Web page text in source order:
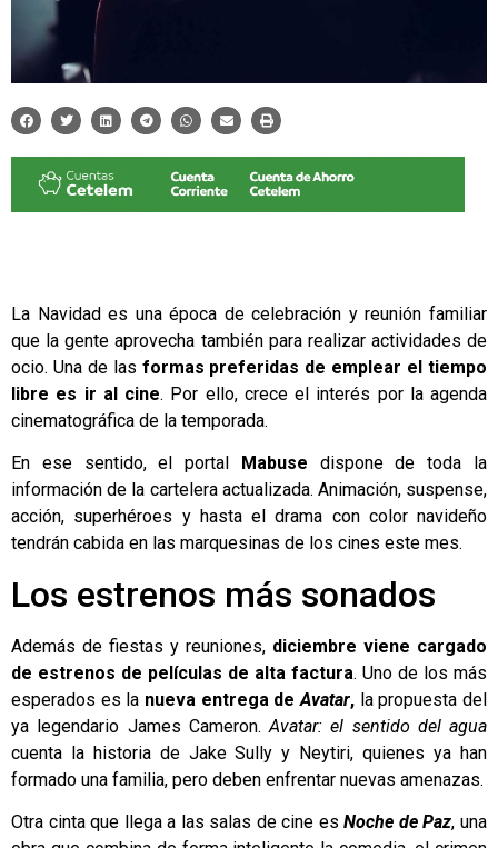
La Navidad es una época de celebración y reunión familiar
que la gente aprovecha también para realizar actividades de
ocio. Una de las formas preferidas de emplear el tiempo
libre es ir al cine. Por ello, crece el interés por la agenda
cinematográfica de la temporada.
En ese sentido, el portal Mabuse dispone de toda la
información de la carteleraactualizada. Animación, suspense,
acción, superhéroes y hasta el drama con color navideño
tendrán cabida en las marquesinas de los cines este mes.
Los estrenos más sonados
Además de fiestas y reuniones, diciembre viene cargado
de estrenos de películas de alta factura. Uno de los más
esperados es la nueva entrega de Avatar, la propuesta del
ya legendario James Cameron. Avatar: el sentido del agua
cuenta la historia de Jake Sully y Neytiri, quienes ya han
formado una familia, pero deben enfrentar nuevas amenazas.
Otra cinta que llega a las salas de cine es Noche de Paz, una